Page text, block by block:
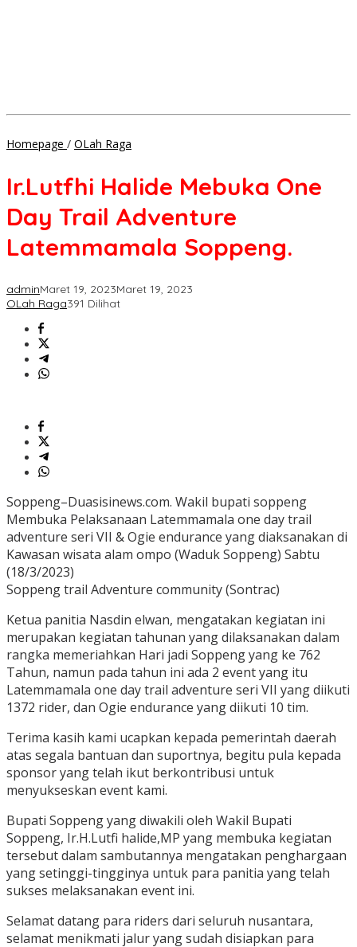
Homepage / OLah Raga
One
Trail
Latemmamala
Ir.Lutfhi Halide Mebuka One
Day Trail Adventure
Latemmamala Soppeng.
adminMaret 19, 2023Maret 19, 2023
OLah Raga391 Dilihat
Soppeng–Duasisinews.com. Wakil bupati soppeng
Membuka Pelaksanaan Latemmamala one day trail
adventure seri VII & Ogie endurance yang diaksanakan di
Kawasan wisata alam ompo (Waduk Soppeng) Sabtu
(18/3/2023)
Soppeng trail Adventure community (Sontrac)
Ketua panitia Nasdin elwan, mengatakan kegiatan ini
merupakan kegiatan tahunan yang dilaksanakan dalam
rangka memeriahkan Hari jadi Soppeng yang ke 762
Tahun, namun pada tahun ini ada 2 event yang itu
Latemmamala one day trail adventure seri VII yang diikuti
1372 rider, dan Ogie endurance yang diikuti 10 tim.
Terima kasih kami ucapkan kepada pemerintah daerah
atas segala bantuan dan suportnya, begitu pula kepada
sponsor yang telah ikut berkontribusi untuk
menyukseskan event kami.
Bupati Soppeng yang diwakili oleh Wakil Bupati
Soppeng, Ir.H.Lutfi halide,MP yang membuka kegiatan
tersebut dalam sambutannya mengatakan penghargaan
yang setinggi-tingginya untuk para panitia yang telah
sukses melaksanakan event ini.
Selamat datang para riders dari seluruh nusantara,
selamat menikmati jalur yang sudah disiapkan para